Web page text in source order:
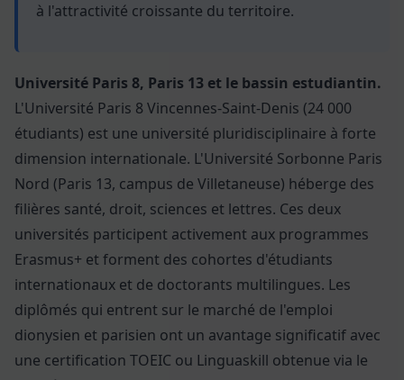
à l'attractivité croissante du territoire.
Université Paris 8, Paris 13 et le bassin estudiantin.
L'Université Paris 8 Vincennes-Saint-Denis (24 000
étudiants) est une université pluridisciplinaire à forte
dimension internationale. L'Université Sorbonne Paris
Nord (Paris 13, campus de Villetaneuse) héberge des
filières santé, droit, sciences et lettres. Ces deux
universités participent activement aux programmes
Erasmus+ et forment des cohortes d'étudiants
internationaux et de doctorants multilingues. Les
diplômés qui entrent sur le marché de l'emploi
dionysien et parisien ont un avantage significatif avec
une certification TOEIC ou Linguaskill obtenue via le